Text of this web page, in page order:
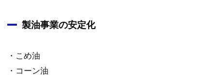
製油事業の安定化
・こめ油
・コーン油